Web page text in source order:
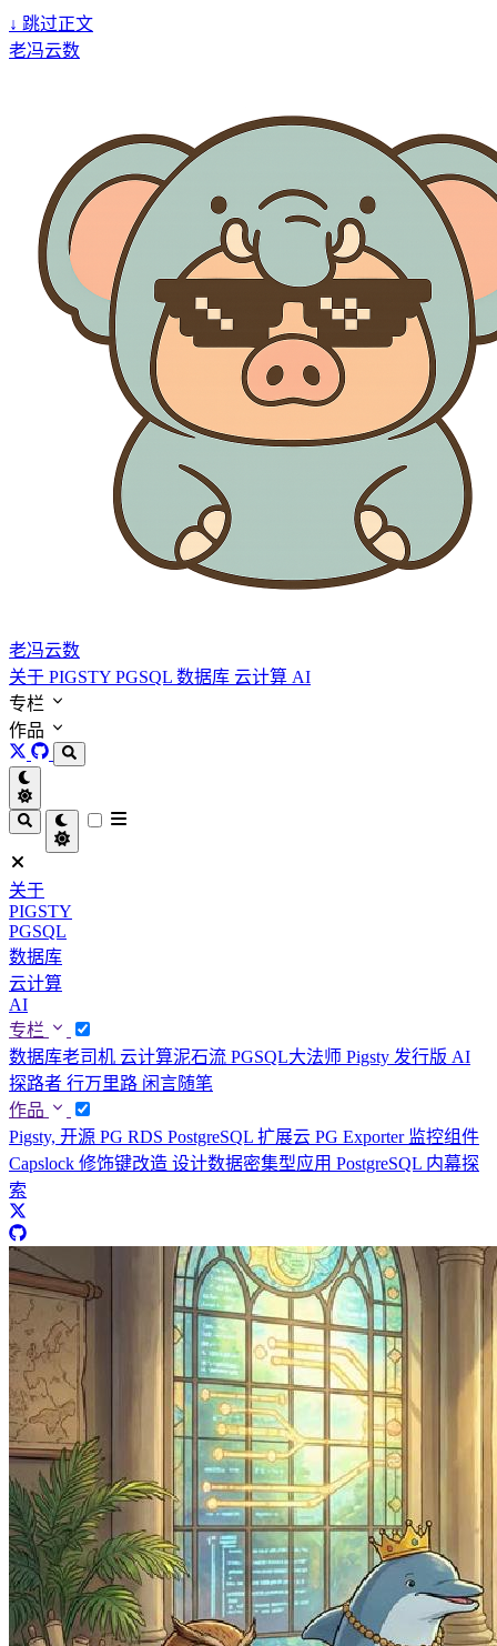
↓ 跳过正文
老冯云数
老冯云数
关于 PIGSTY PGSQL 数据库 云计算 AI
专栏
作品
关于
PIGSTY
PGSQL
数据库
云计算
AI
专栏
数据库老司机 云计算泥石流 PGSQL大法师 Pigsty 发行版 AI
探路者 行万里路 闲言随笔
作品
Pigsty, 开源 PG RDS PostgreSQL 扩展云 PG Exporter 监控组件
Capslock 修饰键改造 设计数据密集型应用 PostgreSQL 内幕探
索